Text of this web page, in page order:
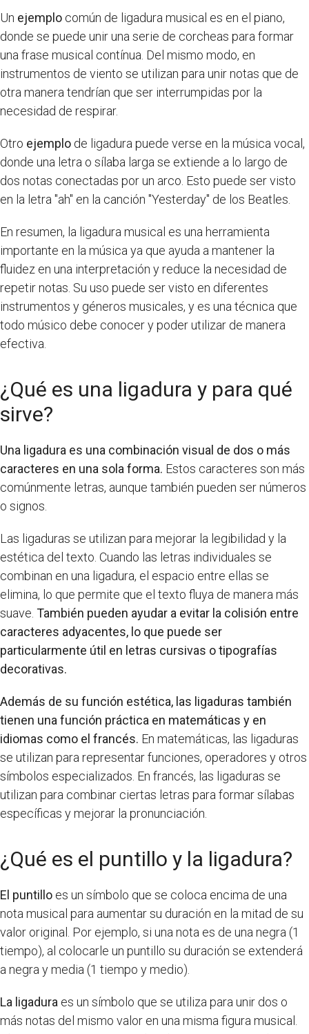
Un ejemplo común de ligadura musical es en el piano,
donde se puede unir una serie de corcheas para formar
una frase musical contínua. Del mismo modo, en
instrumentos de viento se utilizan para unir notas que de
otra manera tendrían que ser interrumpidas por la
necesidad de respirar.
Otro ejemplo de ligadura puede verse en la música vocal,
donde una letra o sílaba larga se extiende a lo largo de
dos notas conectadas por un arco. Esto puede ser visto
en la letra "ah" en la canción "Yesterday" de los Beatles.
En resumen, la ligadura musical es una herramienta
importante en la música ya que ayuda a mantener la
fluidez en una interpretación y reduce la necesidad de
repetir notas. Su uso puede ser visto en diferentes
instrumentos y géneros musicales, y es una técnica que
todo músico debe conocer y poder utilizar de manera
efectiva.
¿Qué es una ligadura y para qué
sirve?
Una ligadura es una combinación visual de dos o más
caracteres en una sola forma. Estos caracteres son más
comúnmente letras, aunque también pueden ser números
o signos.
Las ligaduras se utilizan para mejorar la legibilidad y la
estética del texto. Cuando las letras individuales se
combinan en una ligadura, el espacio entre ellas se
elimina, lo que permite que el texto fluya de manera más
suave. También pueden ayudar a evitar la colisión entre
caracteres adyacentes, lo que puede ser
particularmente útil en letras cursivas o tipografías
decorativas.
Además de su función estética, las ligaduras también
tienen una función práctica en matemáticas y en
idiomas como el francés. En matemáticas, las ligaduras
se utilizan para representar funciones, operadores y otros
símbolos especializados. En francés, las ligaduras se
utilizan para combinar ciertas letras para formar sílabas
específicas y mejorar la pronunciación.
¿Qué es el puntillo y la ligadura?
El puntillo es un símbolo que se coloca encima de una
nota musical para aumentar su duración en la mitad de su
valor original. Por ejemplo, si una nota es de una negra (1
tiempo), al colocarle un puntillo su duración se extenderá
a negra y media (1 tiempo y medio).
La ligadura es un símbolo que se utiliza para unir dos o
más notas del mismo valor en una misma figura musical.